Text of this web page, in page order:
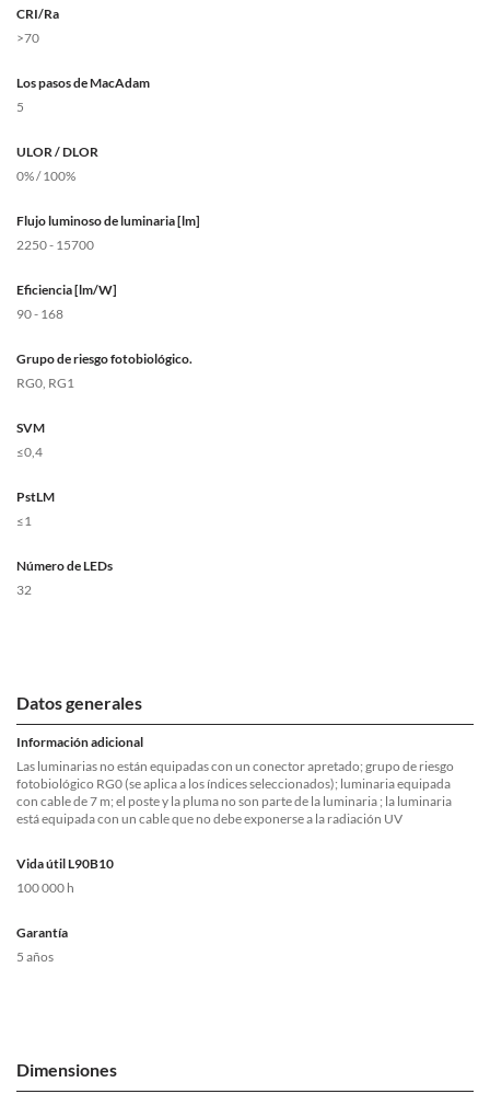
CRI/Ra
>70
Los pasos de MacAdam
5
ULOR / DLOR
0% / 100%
Flujo luminoso de luminaria [lm]
2250 - 15700
Eficiencia [lm/W]
90 - 168
Grupo de riesgo fotobiológico.
RG0, RG1
SVM
≤0,4
PstLM
≤1
Número de LEDs
32
Datos generales
Información adicional
Las luminarias no están equipadas con un conector apretado; grupo de riesgo
fotobiológico RG0 (se aplica a los índices seleccionados); luminaria equipada
con cable de 7 m; el poste y la pluma no son parte de la luminaria ; la luminaria
está equipada con un cable que no debe exponerse a la radiación UV
Vida útil L90B10
100 000 h
Garantía
5 años
Dimensiones